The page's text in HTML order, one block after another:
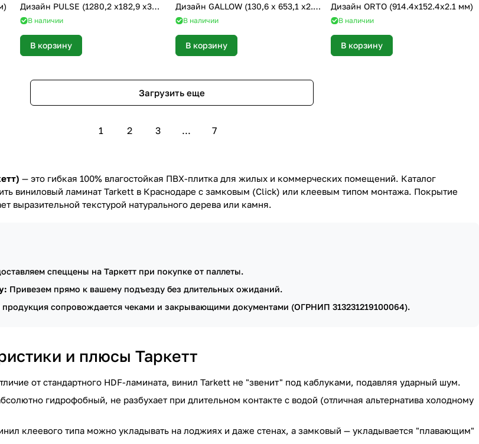
Дизайн PULSE (1280,2 х182,9 х3
мм)В наличии
В корзину
Дизайн GALLOW (130,6 х 653,1 х2.1
мм)В наличии
В корзину
Дизайн ORTO (914.4х152.4х2.1 мм)
В наличии
В корзину
Загрузить еще
1 2 3 ... 7
— это гибкая 100% влагостойкая ПВХ-плитка для жилых и коммерческих помещений. Каталог
виниловый ламинат Tarkett в Краснодаре с замковым (Click) или клеевым типом монтажа. Покрытие
выразительной текстурой натурального дерева или камня.
спеццены на Таркетт при покупке от паллеты.
Привезем прямо к вашему подъезду без длительных ожиданий.
продукция сопровождается чеками и закрывающими документами (ОГРНИП 313231219100064).
и плюсы Таркетт
от стандартного HDF-ламината, винил Tarkett не "звенит" под каблуками, подавляя ударный шум.
гидрофобный, не разбухает при длительном контакте с водой (отличная альтернатива холодному
клеевого типа можно укладывать на лоджиях и даже стенах, а замковый — укладывается "плавающим"